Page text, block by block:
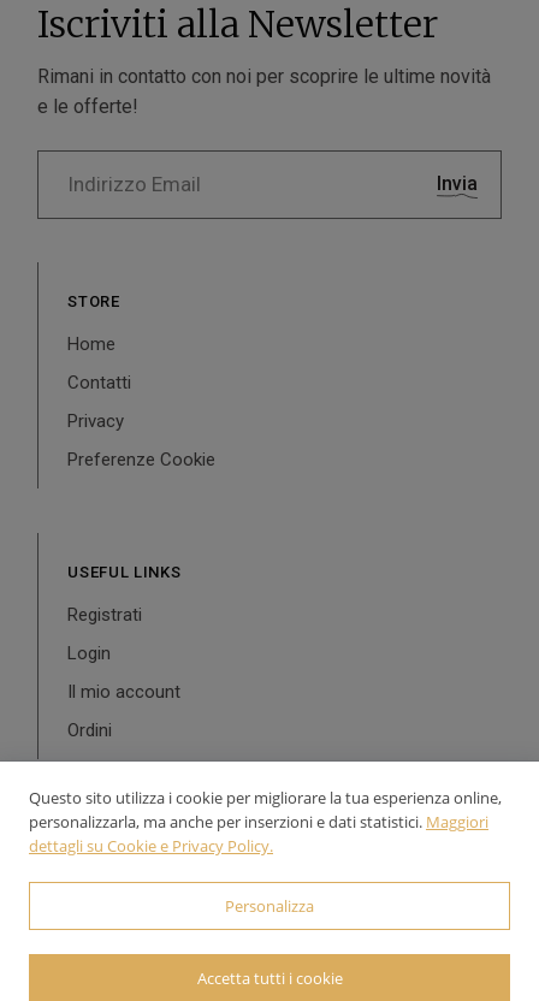
Iscriviti alla Newsletter
Rimani in contatto con noi per scoprire le ultime novità
e le offerte!
Invia
STORE
Home
Contatti
Privacy
Preferenze Cookie
USEFUL LINKS
Registrati
Login
Il mio account
Ordini
© 2024-2026 Aurea Line - P.Iva: 02126900543 Powered by
WebDesignProduction
Questo sito utilizza i cookie per migliorare la tua esperienza online,
personalizzarla, ma anche per inserzioni e dati statistici. Maggiori
dettagli su Cookie e Privacy Policy.
Personalizza
Accetta tutti i cookie